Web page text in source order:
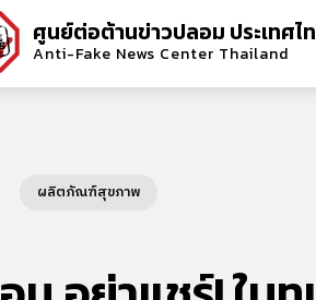
ศูนย์ต่อต้านข่าวปลอม ประเทศไ
Anti-Fake News Center Thailand
ผลิตภัณฑ์สุขภาพ